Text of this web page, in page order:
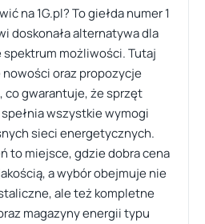
na 1G.pl? To giełda numer 1
doskonała alternatywa dla
spektrum możliwości. Tutaj
oraz propozycje
co gwarantuje, że sprzęt
wszystkie wymogi
sieci energetycznych.
to miejsce, gdzie dobra cena
a wybór obejmuje nie
ale też kompletne
magazyny energii typu